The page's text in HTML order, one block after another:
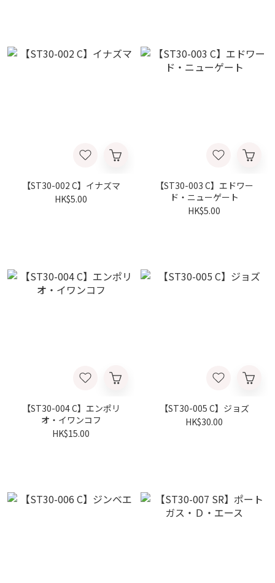
【ST30-002 C】イナズマ
HK$5.00
【ST30-003 C】エドワー
ド・ニューゲート
HK$5.00
【ST30-004 C】エンポリ
オ・イワンコフ
HK$15.00
【ST30-005 C】ジョズ
HK$30.00